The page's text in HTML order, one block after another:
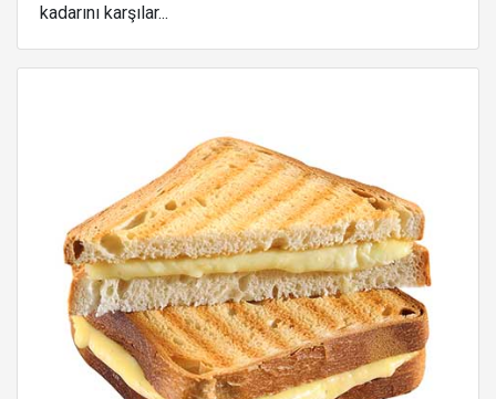
kadarını karşılar...